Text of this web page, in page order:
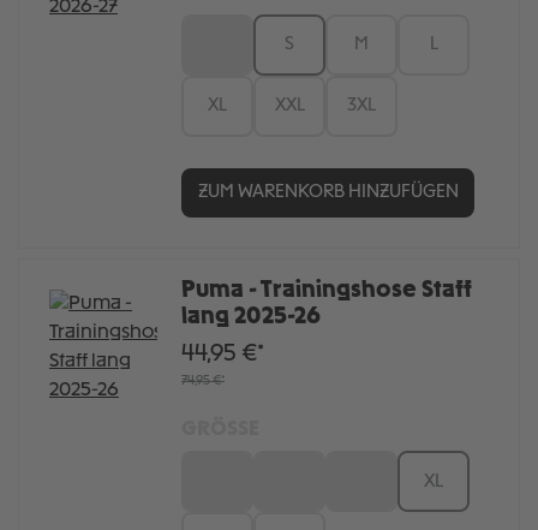
S M L
XL XXL 3XL
ZUM WARENKORB HINZUFÜGEN
Puma - Trainingshose Staff
lang 2025-26
44,95 €*
74,95 €*
XL